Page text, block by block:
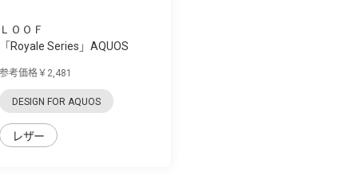
ＬＯＯＦ
「Royale Series」AQUOS
参考価格￥2,481
DESIGN FOR AQUOS
レザー